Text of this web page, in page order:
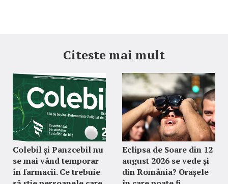
Citeste mai mult
Colebil și Panzcebil nu
se mai vând temporar
în farmacii. Ce trebuie
Eclipsa de Soare din 12
august 2026 se vede și
din România? Orașele